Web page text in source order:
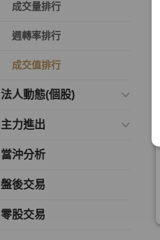
成交量排行
週轉率排行
成交值排行
法人動態(個股)
主力進出
當沖分析
盤後交易
零股交易